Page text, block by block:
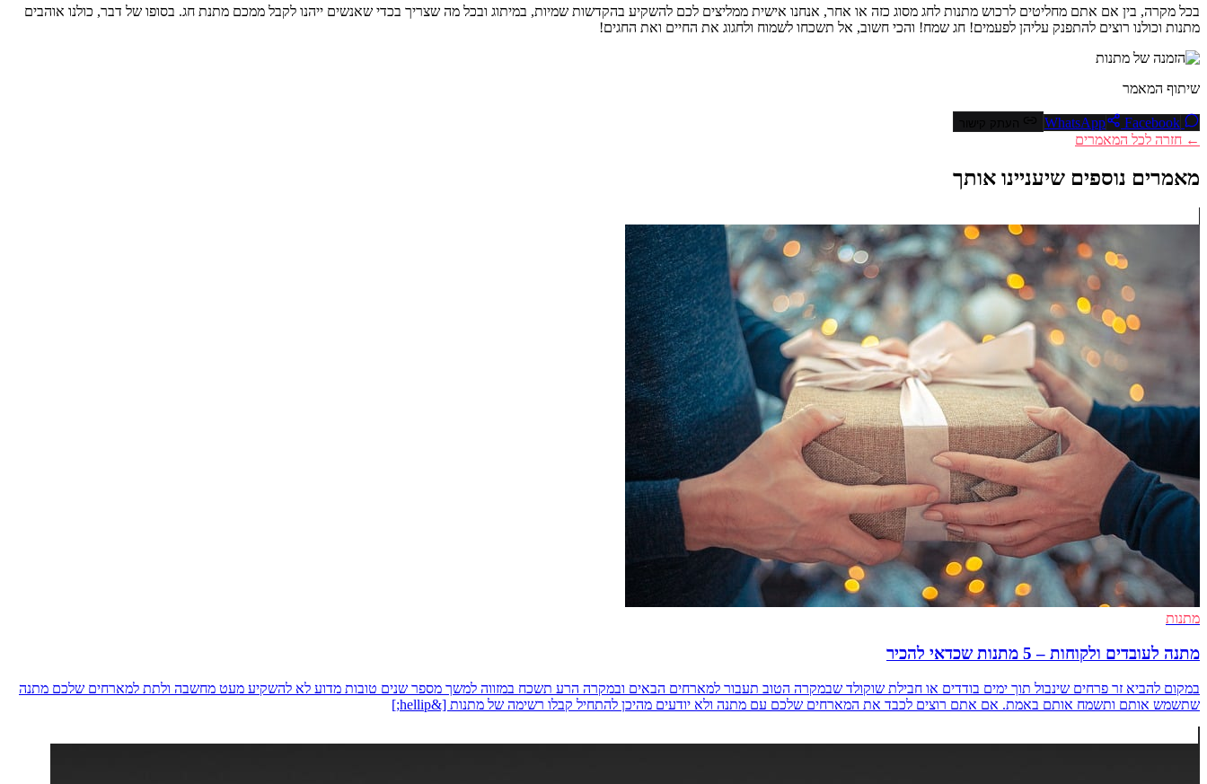
בכל מקרה, בין אם אתם מחליטים לרכוש מתנות לחג מסוג כזה או אחר, אנחנו אישית ממליצים לכם להשקיע בהקדשות שמיות, במיתוג ובכל מה שצריך בכדי שאנשים ייהנו לקבל ממכם מתנת חג. בסופו של דבר, כולנו אוהבים
מתנות וכולנו רוצים להתפנק עליהן לפעמים! חג שמח! והכי חשוב, אל תשכחו לשמוח ולחגוג את החיים ואת החגים!
שיתוף המאמר
Facebook
← חזרה לכל המאמרים
מאמרים נוספים שיעניינו אותך
מתנות
מתנה לעובדים ולקוחות – 5 מתנות שכדאי להכיר
במקום להביא זר פרחים שינבול תוך ימים בודדים או חבילת שוקולד שבמקרה הטוב תעבור למארחים הבאים ובמקרה הרע תשכח במזווה למשך מספר שנים טובות מדוע לא להשקיע מעט מחשבה ולתת למארחים שלכם מתנה
שתשמש אותם ותשמח אותם באמת. אם אתם רוצים לכבד את המארחים שלכם עם מתנה ולא יודעים מהיכן להתחיל קבלו רשימה של מתנות [&hellip;]